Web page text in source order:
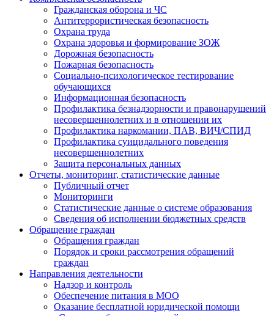
Гражданская оборона и ЧС
Антитеррористическая безопасность
Охрана труда
Охрана здоровья и формирование ЗОЖ
Дорожная безопасность
Пожарная безопасность
Социально-психологическое тестирование
обучающихся
Информационная безопасность
Профилактика безнадзорности и правонарушений
несовершеннолетних и в отношении их
Профилактика наркомании, ПАВ, ВИЧ/СПИД
Профилактика суицидального поведения
несовершеннолетних
Защита персональных данных
Отчеты, мониторинг, статистические данные
Публичный отчет
Мониторинги
Статистические данные о системе образования
Сведения об исполнении бюджетных средств
Обращение граждан
Обращения граждан
Порядок и сроки рассмотрения обращений
граждан
Направления деятельности
Надзор и контроль
Обеспечение питания в МОО
Оказание бесплатной юридической помощи